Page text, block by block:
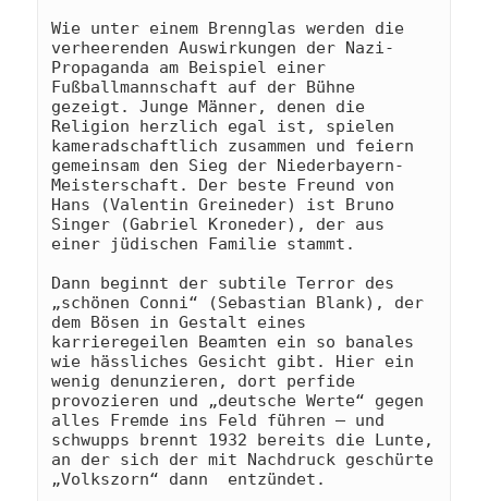
Wie unter einem Brennglas werden die
verheerenden Auswirkungen der Nazi-
Propaganda am Beispiel einer
Fußballmannschaft auf der Bühne
gezeigt. Junge Männer, denen die
Religion herzlich egal ist, spielen
kameradschaftlich zusammen und feiern
gemeinsam den Sieg der Niederbayern-
Meisterschaft. Der beste Freund von
Hans (Valentin Greineder) ist Bruno
Singer (Gabriel Kroneder), der aus
einer jüdischen Familie stammt.
Dann beginnt der subtile Terror des
„schönen Conni“ (Sebastian Blank), der
dem Bösen in Gestalt eines
karrieregeilen Beamten ein so banales
wie hässliches Gesicht gibt. Hier ein
wenig denunzieren, dort perfide
provozieren und „deutsche Werte“ gegen
alles Fremde ins Feld führen – und
schwupps brennt 1932 bereits die Lunte,
an der sich der mit Nachdruck geschürte
„Volkszorn“ dann  entzündet.